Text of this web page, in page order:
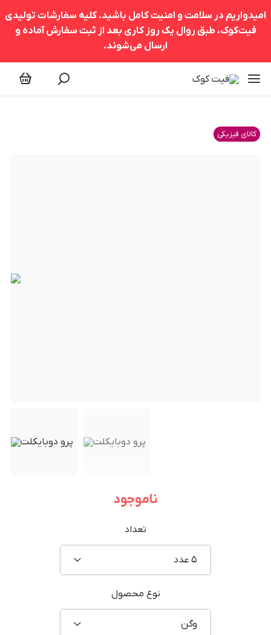
امیدواریم در سلامت و امنیت کامل باشید. کلیه سفارشات تولیدی
فیت‌کوک، طبق روال یک روز کاری بعد از ثبت سفارش آماده و
ارسال می‌شوند.
کالای فیزیکی
ناموجود
تعداد
۵ عدد
نوع محصول
وگن